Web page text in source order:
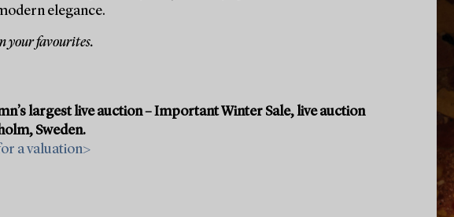
elegance.
your favourites.
largest live auction – Important Winter Sale, live auction
Sweden.
a valuation>